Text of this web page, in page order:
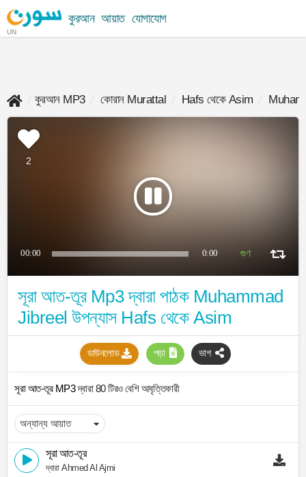
UN
কুরআন আয়াত যোগাযোগ
কুরআন MP3 কোরান Murattal Hafs থেকে Asim
2
00:00 0:00
সূরা আত-তূর Mp3 দ্বারা পাঠক Muhammad
Jibreel উপন্যাস Hafs থেকে Asim
ডাউনলোড পড়া ভাগ
সূরা আত-তূর MP3দ্বারা 80 টিরও বেশি আবৃত্তিকারী
সূরা আত-তূর
দ্বারা Ahmed Al Ajmi